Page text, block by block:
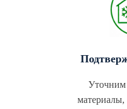
Уточним
материалы,